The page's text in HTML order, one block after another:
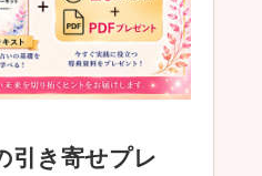
引き寄せプレ